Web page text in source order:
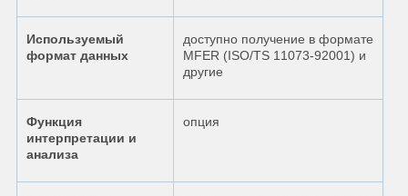
Используемый
формат данных
доступно получение в формате
MFER (ISO/TS 11073-92001) и
другие
Функция
интерпретации и
анализа
опция